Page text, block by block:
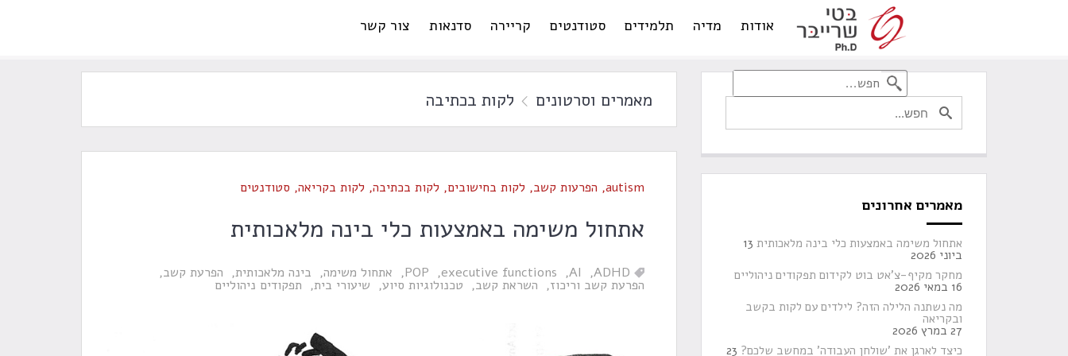
אודות מדיה תלמידים סטודנטים קריירה סדנאות צור קשר
מאמרים וסרטונים לקות בכתיבה
autism
, הפרעות קשב, לקות בחישובים, לקות בכתיבה, לקות בקריאה, סטודנטים
אתחול משימה באמצעות כלי בינה מלאכותית
ADHD
AI
executive functions
POP אתחול משימה בינה מלאכותית הפרעת קשב
הפרעת קשב וריכוז השראת קשב טכנולוגיות סיוע שיעורי בית תפקודים ניהוליים
מאמרים אחרונים
אתחול משימה באמצעות כלי בינה מלאכותית 13
ביוני 2026
מחקר מקיף-צ'אט בוט לקידום תפקודים ניהוליים
16 במאי 2026
מה נשתנה הלילה הזה? לילדים עם לקות בקשב
ובקריאה
27 במרץ 2026
כיצד לארגן את 'שולחן העבודה' במחשב שלכם? 23